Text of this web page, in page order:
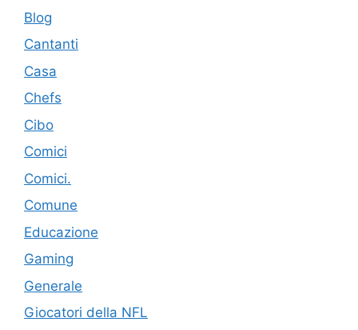
Blog
Cantanti
Casa
Chefs
Cibo
Comici
Comici.
Comune
Educazione
Gaming
Generale
Giocatori della NFL